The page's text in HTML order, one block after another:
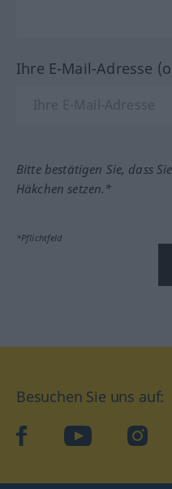
Ihre E-Mail-Adresse
Bitte bestätigen Sie, dass
Häkchen setzen.*
*Pflichtfeld
Besuchen Sie uns auf:
facebookYouTube